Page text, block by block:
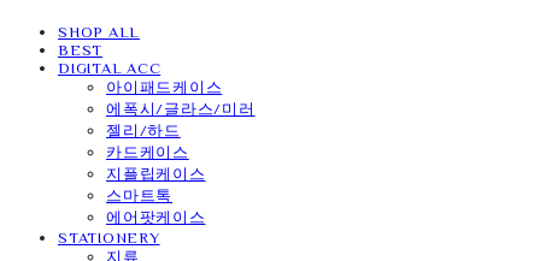
SHOP ALL
BEST
DIGITAL ACC
아이패드케이스
에폭시/글라스/미러
젤리/하드
카드케이스
지플립케이스
스마트톡
에어팟케이스
STATIONERY
지류